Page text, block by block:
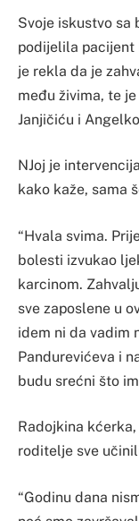
Svoje iskustvo sa
podijelila pacijent
je rekla da je
među živima, te
Janjičiću i
NJoj je
kako kaže, sama
“Hvala svima.
bolesti izvukao
karcinom.
sve zaposlene u
idem ni da vadim
Pandurevićeva i
budu srećni što
Radojkina
roditelje sve
“Godinu dana